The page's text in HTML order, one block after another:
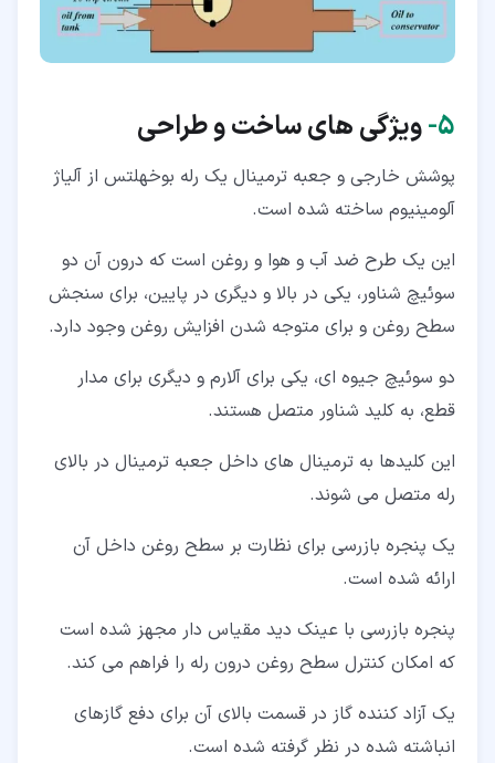
۵‏- ویژگی های ساخت و طراحی
پوشش خارجی و جعبه ترمینال یک رله بوخهلتس از آلیاژ
آلومینیوم ساخته شده است.
این یک طرح ضد آب و هوا و روغن است که درون آن دو
سوئیچ شناور، یکی در بالا و دیگری در پایین، برای سنجش
سطح روغن و برای متوجه شدن افزایش روغن وجود دارد.
دو سوئیچ جیوه ای، یکی برای آلارم و دیگری برای مدار
قطع، به کلید شناور متصل هستند.
این کلیدها به ترمینال های داخل جعبه ترمینال در بالای
رله متصل می شوند.
یک پنجره بازرسی برای نظارت بر سطح روغن داخل آن
ارائه شده است.
پنجره بازرسی با عینک دید مقیاس دار مجهز شده است
که امکان کنترل سطح روغن درون رله را فراهم می کند.
یک آزاد کننده گاز در قسمت بالای آن برای دفع گازهای
انباشته شده در نظر گرفته شده است.